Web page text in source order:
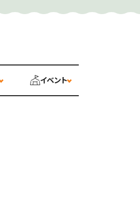
イベント